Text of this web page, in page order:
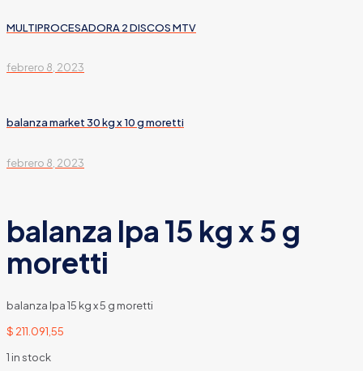
MULTIPROCESADORA 2 DISCOS MTV
febrero 8, 2023
balanza market 30 kg x 10 g moretti
febrero 8, 2023
balanza lpa 15 kg x 5 g
moretti
balanza lpa 15 kg x 5 g moretti
$ 211.091,55
1 in stock